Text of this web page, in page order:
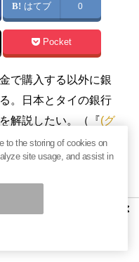
はてブ 0
Pocket
で購入する以外に銀
。日本とタイの銀行
解説したい。（『(グ
板野雅由）
まさよし）
山県倉敷市出身。バ
発中。
、『ミャンマービジ
×
to the storing of cookies on
site usage, and assist in